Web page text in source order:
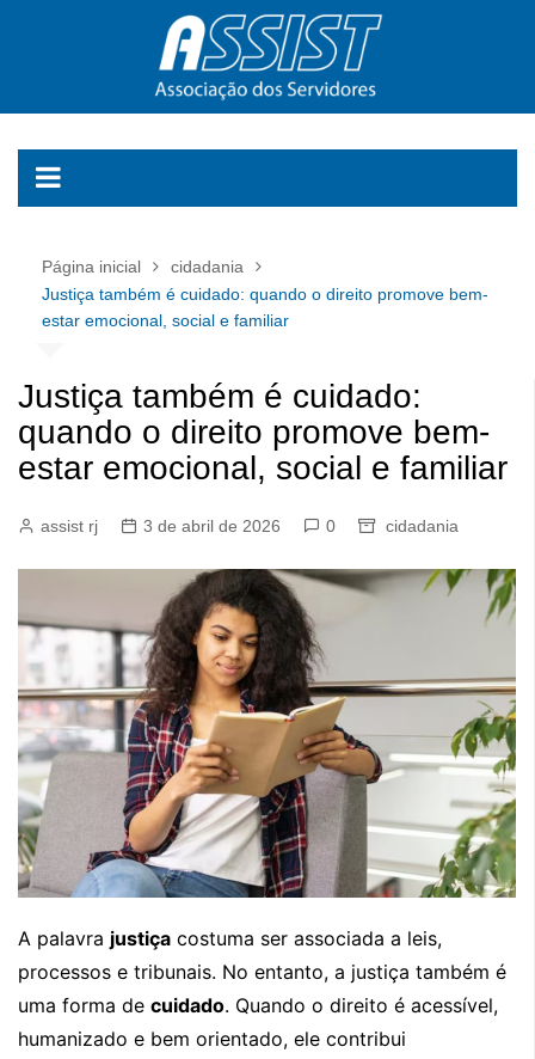
Página inicial
cidadania
Justiça também é cuidado: quando o direito promove bem-
estar emocional, social e familiar
Justiça também é cuidado:
quando o direito promove bem-
estar emocional, social e familiar
assist rj 3 de abril de 2026 0 cidadania
A palavra justiça costuma ser associada a leis,
processos e tribunais. No entanto, a justiça também é
uma forma de cuidado. Quando o direito é acessível,
humanizado e bem orientado, ele contribui